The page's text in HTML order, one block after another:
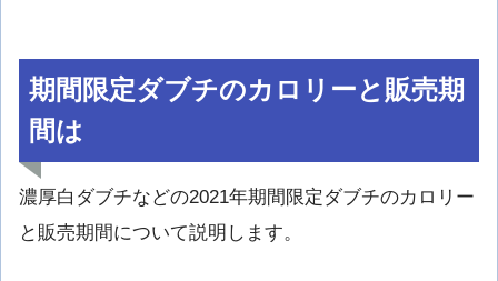
期間限定ダブチのカロリーと販売期
間は
濃厚白ダブチなどの2021年期間限定ダブチのカロリー
と販売期間について説明します。